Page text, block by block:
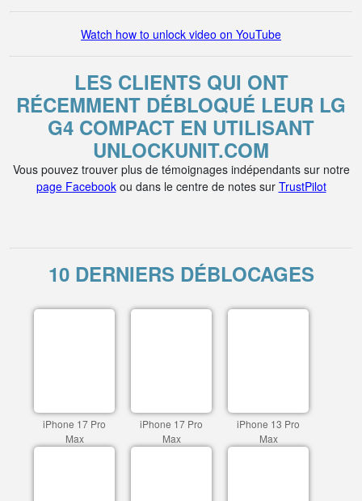
Watch how to unlock video on YouTube
LES CLIENTS QUI ONT
RÉCEMMENT DÉBLOQUÉ LEUR LG
G4 COMPACT EN UTILISANT
UNLOCKUNIT.COM
Vous pouvez trouver plus de témoignages indépendants sur notre
page Facebookou dans le centre de notes sur TrustPilot
10 DERNIERS DÉBLOCAGES
iPhone 17 Pro
Max
iPhone 17 Pro
Max
iPhone 13 Pro
Max